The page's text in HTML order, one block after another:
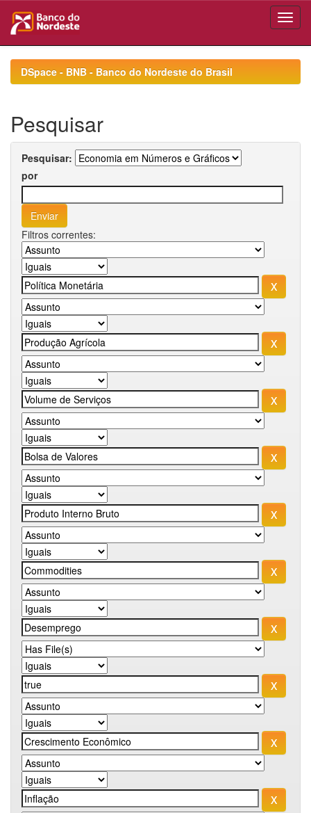
navigationDSpace - BNB - Banco do Nordeste do Brasil
Pesquisar
Pesquisar:
por
Filtros correntes: